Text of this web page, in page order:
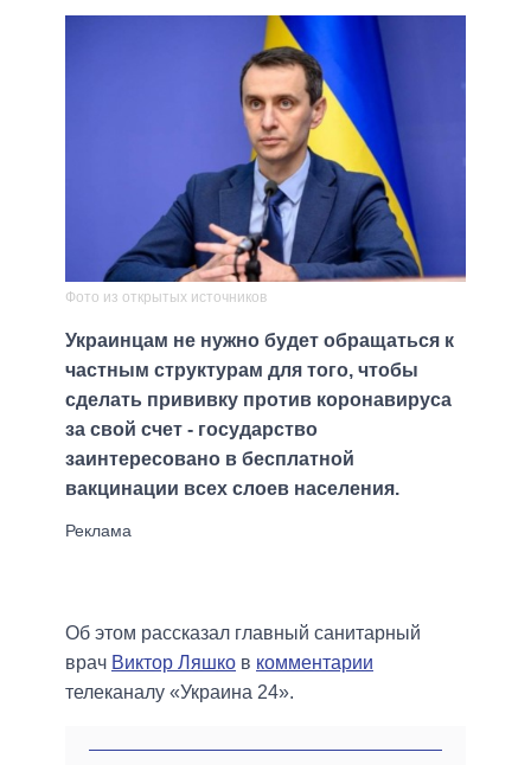
Фото из открытых источников
Украинцам не нужно будет обращаться к
частным структурам для того, чтобы
сделать прививку против коронавируса
за свой счет - государство
заинтересовано в бесплатной
вакцинации всех слоев населения.
Об этом рассказал главный санитарный
врач Виктор Ляшко в комментарии
телеканалу «Украина 24».